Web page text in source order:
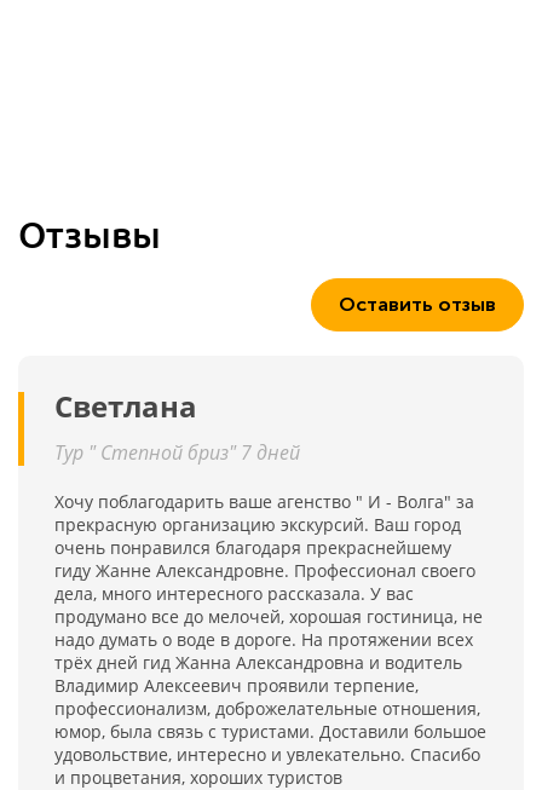
Отзывы
Оставить отзыв
Светлана
Тур " Степной бриз" 7 дней
Хочу поблагодарить ваше агенство " И - Волга" за
прекрасную организацию экскурсий. Ваш город
очень понравился благодаря прекраснейшему
гиду Жанне Александровне. Профессионал своего
дела, много интересного рассказала. У вас
продумано все до мелочей, хорошая гостиница, не
надо думать о воде в дороге. На протяжении всех
трёх дней гид Жанна Александровна и водитель
Владимир Алексеевич проявили терпение,
профессионализм, доброжелательные отношения,
юмор, была связь с туристами. Доставили большое
удовольствие, интересно и увлекательно. Спасибо
и процветания, хороших туристов